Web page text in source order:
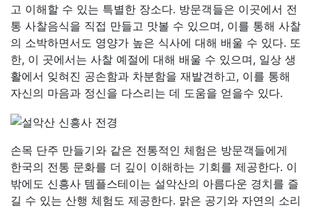
고 이해할 수 있는 특별한 장소다. 방문객들은 이곳에서 전
통 사찰음식을 직접 만들고 맛볼 수 있으며, 이를 통해 사찰
의 소박하면서도 영양가 높은 식사에 대해 배울 수 있다. 또
한, 이 곳에서는 사찰 예절에 대해 배울 수 있으며, 일상 생
활에서 잊혀진 공손함과 차분함을 재발견하고, 이를 통해
자신의 마음과 정신을 다스리는 데 도움을 얻을수 있다.
손목 단주 만들기와 같은 전통적인 체험은 방문객들에게
한국의 전통 문화를 더 깊이 이해하는 기회를 제공한다. 이
밖에도 신흥사 템플스테이는 설악산의 아름다운 경치를 즐
길 수 있는 산행 체험도 제공한다. 맑은 공기와 자연의 소리